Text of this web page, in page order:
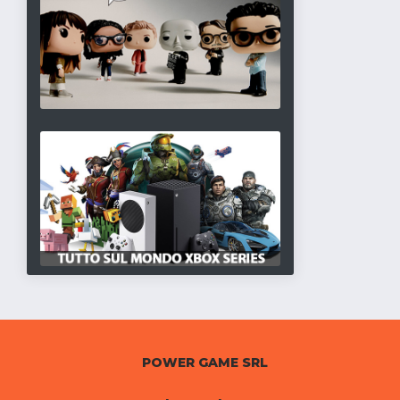
POWER GAME SRL